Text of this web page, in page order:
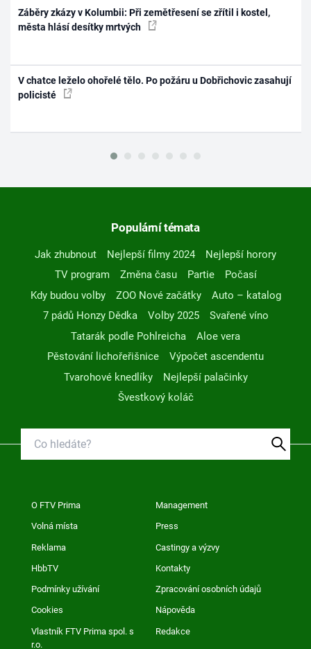
Záběry zkázy v Kolumbii: Při zemětřesení se zřítil i kostel,
města hlásí desítky mrtvých
V chatce leželo ohořelé tělo. Po požáru u Dobřichovic zasahují
policisté
Populární témata
Jak zhubnout Nejlepší filmy 2024
Nejlepší horory
TV program
Změna času Partie
Počasí
Kdy budou volby
ZOO Nové začátky
Auto – katalog
7 pádů Honzy Dědka
Volby 2025
Svařené víno
Tatarák podle Pohlreicha
Aloe vera
Pěstování lichořeřišnice
Výpočet ascendentu
Tvarohové knedlíky
Nejlepší palačinky
Švestkový koláč
O FTV Prima Management
Volná místa Press
Reklama Castingy a výzvy
HbbTV Kontakty
Podmínky užívání Zpracování osobních údajů
Cookies Nápověda
Vlastník FTV Prima spol. s
r.o.
Redakce